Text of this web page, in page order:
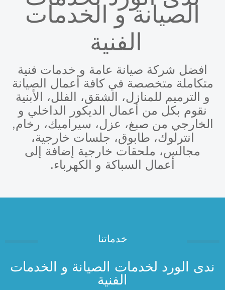
الصيانة و الخدمات
الفنية
افضل شركة صيانة عامة و خدمات فنية
متكاملة متخصصة في كافة أعمال الصيانة
و الترميم للمنازل، الشقق، الفلل، الأبنية
نقوم بكل من أعمال الديكور الداخلي و
الخارجي من صبغ، عزل، سيراميك، رخام,
انترلوك، طابوق، جلسات خارجية،
مجالس، ملحقات خارجية إضافة إلى
أعمال السباكة و الكهرباء.
خدماتنا
ندى الورد لخدمات الصيانة و الخدمات
الفنية